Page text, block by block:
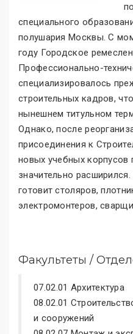
специального
полушария Москвы. С
году Городское
Профессионально-
специализировалось
строительных кадров,
нынешнем титульном
Однако, после
присоединения к
новых учебных корпусов
значительно
готовит столяров,
электромонтеров,
Факультеты /
07.02.01 Архитектура
08.02.01
и сооружений